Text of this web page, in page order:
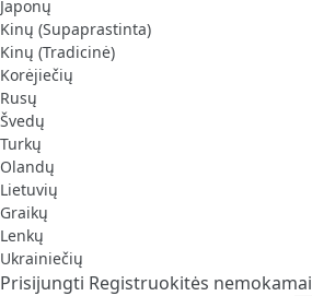
Japonų
Kinų (Supaprastinta)
Kinų (Tradicinė)
Korėjiečių
Rusų
Švedų
Turkų
Olandų
Lietuvių
Graikų
Lenkų
Ukrainiečių
Prisijungti Registruokitės nemokamai